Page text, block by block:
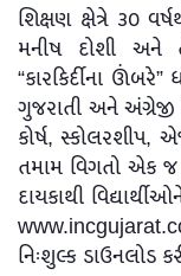
શિક્ષણ ક્ષેત્રે ૩૦
મનીષ દોશી અને
“કારકિર્દીના
ગુજરાતી અને
કોર્ષ,
તમામ વિગતો એક
દાયકાથી
નિઃશુલ્ક ડાઉનલોડ